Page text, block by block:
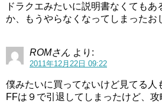
ドラクエみたいに説明書なくてもあ
か、もうやらなくなってしまったお
ROMさん より:
2011年12月22日 09:22
僕みたいに買ってないけど見てる人
FFは９で引退してしまったけど、